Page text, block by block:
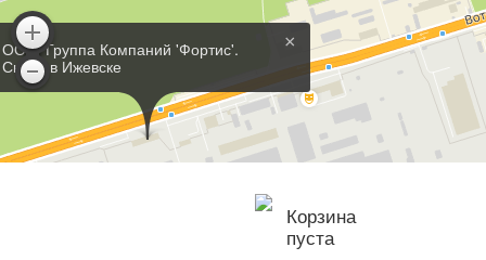
×
ООО 'Группа Компаний 'Фортис'.
Склад в Ижевске
Корзина
пуста